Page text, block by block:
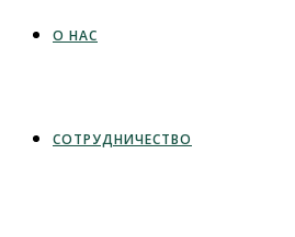
О НАС
СОТРУДНИЧЕСТВО